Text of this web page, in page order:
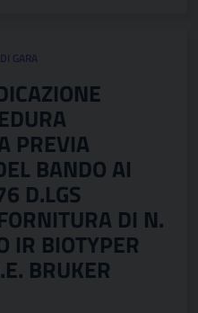
GARA
PREVIA
BANDO AI
D.LGS
DI N.
IR BIOTYPER
BRUKER